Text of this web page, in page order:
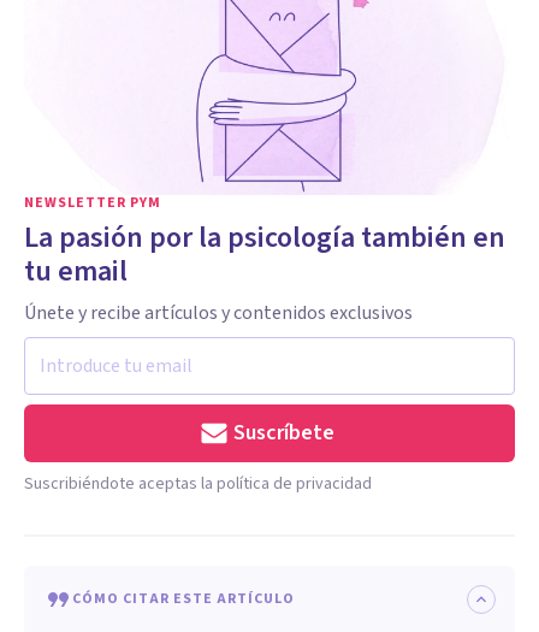
NEWSLETTER PYM
La pasión por la psicología también en
tu email
Únete y recibe artículos y contenidos exclusivos
Suscríbete
Suscribiéndote aceptas la política de privacidad
CÓMO CITAR ESTE ARTÍCULO